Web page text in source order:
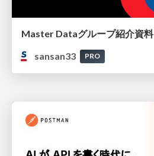
Master Dataグループ紹介資料
sansan33
PRO